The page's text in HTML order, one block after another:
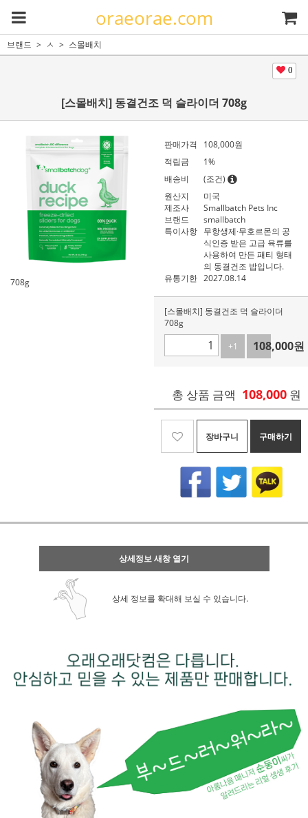
oraeorae.com
브랜드 ㅅ 스몰배치
0
[스몰배치] 동결건조 덕 슬라이더 708g
708g
판매가격 108,000원
적립금
1%
배송비
(조건)
원산지
미국
제조사
Smallbatch Pets Inc
브랜드
smallbatch
특이사항 무항생제·무호르몬의 공
식인증 받은 고급 육류를
사용하여 만든 패티 형태
의 동결건조 밥입니다.
유통기한 2027.08.14
[스몰배치] 동결건조 덕 슬라이더
708g
+1
-1
108,000원
총 상품 금액 108,000 원
장바구니 구매하기
상세정보 새창 열기
상세 정보를 확대해 보실 수 있습니다.